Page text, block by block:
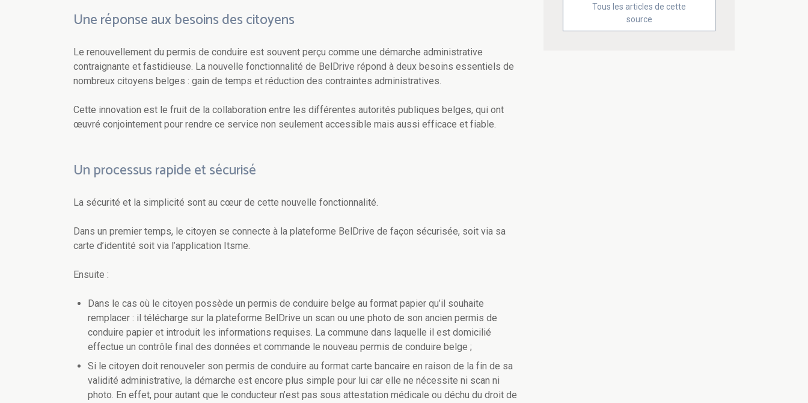
Une réponse aux besoins des citoyens
Le renouvellement du permis de conduire est souvent perçu comme une démarche administrative
contraignante et fastidieuse. La nouvelle fonctionnalité de BelDrive répond à deux besoins essentiels de
nombreux citoyens belges : gain de temps et réduction des contraintes administratives.
Cette innovation est le fruit de la collaboration entre les différentes autorités publiques belges, qui ont
œuvré conjointement pour rendre ce service non seulement accessible mais aussi efficace et fiable.
Un processus rapide et sécurisé
La sécurité et la simplicité sont au cœur de cette nouvelle fonctionnalité.
Dans un premier temps, le citoyen se connecte à la plateforme BelDrive de façon sécurisée, soit via sa
carte d’identité soit via l’application Itsme.
Ensuite :
Dans le cas où le citoyen possède un permis de conduire belge au format papier qu’il souhaite
remplacer : il télécharge sur la plateforme BelDrive un scan ou une photo de son ancien permis de
conduire papier et introduit les informations requises. La commune dans laquelle il est domicilié
effectue un contrôle final des données et commande le nouveau permis de conduire belge ;
Si le citoyen doit renouveler son permis de conduire au format carte bancaire en raison de la fin de sa
validité administrative, la démarche est encore plus simple pour lui car elle ne nécessite ni scan ni
photo. En effet, pour autant que le conducteur n’est pas sous attestation médicale ou déchu du droit de
Tous les articles de cette
source